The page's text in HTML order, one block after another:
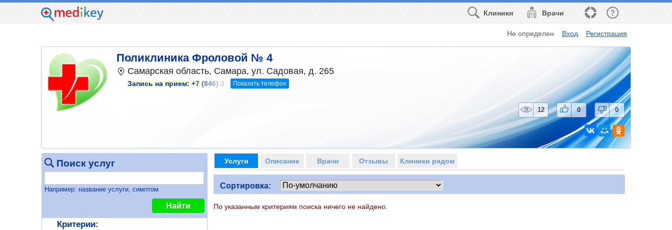
Врачи
Клиники
Не определен Вход Регистрация
Поликлиника Фроловой № 4
Самарская область, Самара, ул. Садовая, д. 265
Запись на прием: +7 (846) 3 Показать телефон
12 0 0
Поиск услуг
Например: название услуги, симптом
Найти
Критерии:
Услуги Описание Врачи Отзывы Клиники рядом
Сортировка:
По указанным критериям поиска ничего не найдено.